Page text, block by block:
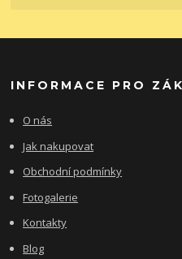
INFORMACE PRO
O nás
Jak nakupovat
Obchodní podmínky
Fotogalerie
Kontakty
Blog